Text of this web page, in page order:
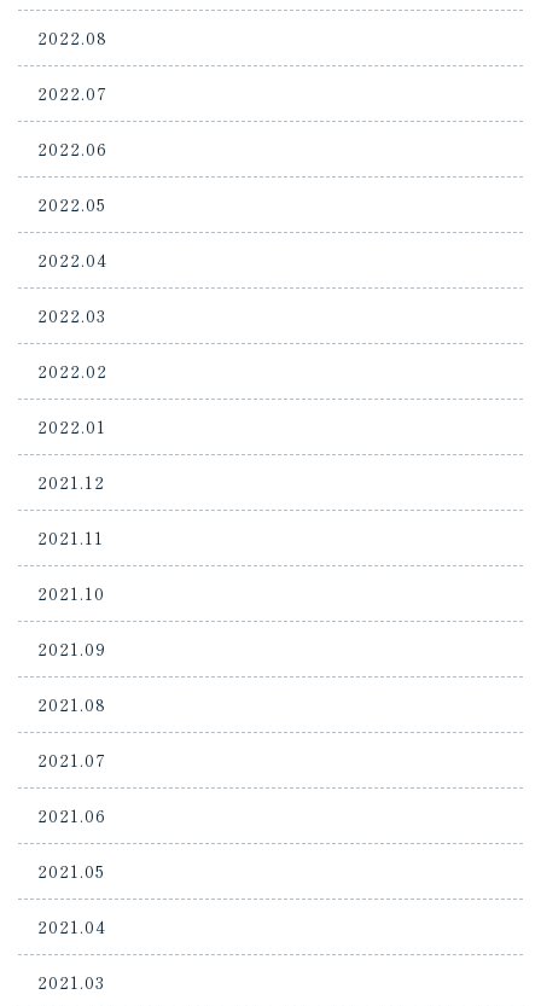
2022.08
2022.07
2022.06
2022.05
2022.04
2022.03
2022.02
2022.01
2021.12
2021.11
2021.10
2021.09
2021.08
2021.07
2021.06
2021.05
2021.04
2021.03